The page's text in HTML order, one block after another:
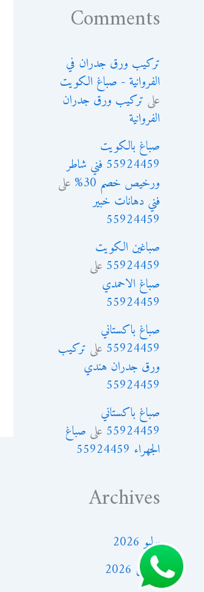
Comments
تركيب ورق جدران في
الفروانية - صباغ الكويت
على تركيب ورق جدران
الفروانية
صباغ بالكويت
55924459 فني شاطر
ورخيص خصم 30%
على
فني دهانات خبير
55924459
صباغين الكويت
55924459 على
صباغ الاحمدي
55924459
صباغ باكستاني
55924459 على تركيب
ورق جدران هندي
55924459
صباغ باكستاني
55924459 على صباغ
الجهراء 55924459
Archives
يوليو 2026
مارس 2026